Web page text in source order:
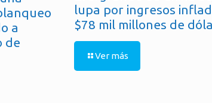
a
de
lupa por ingresos
$78 mil millones de
Ver más